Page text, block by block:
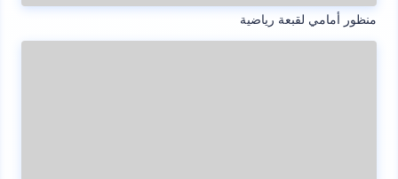
منظور أمامي لقبعة رياضية